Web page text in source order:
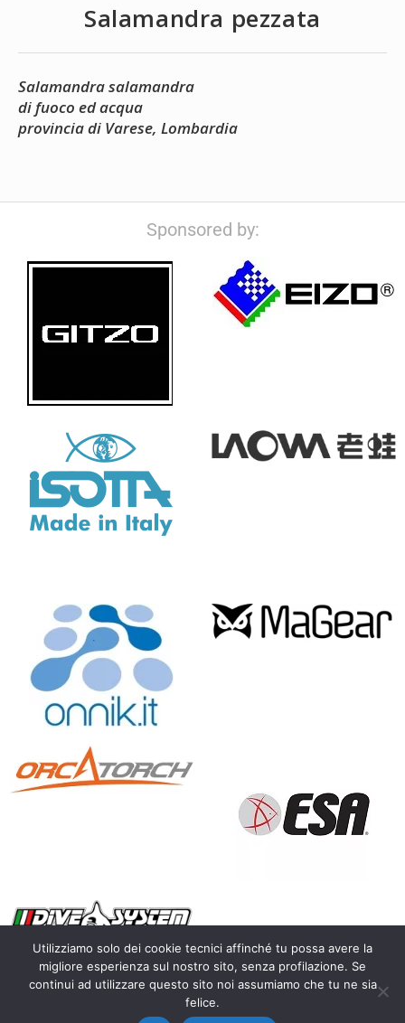
Salamandra pezzata
Salamandra salamandra
di fuoco ed acqua
provincia di Varese, Lombardia
Sponsored by:
Copyright 2010 – 2026 Calosoma.it – fotografia naturalistica
wildlife photography – P.IVA IT03450300128 |
Utilizziamo solo dei cookie tecnici affinché tu possa avere la
migliore esperienza sul nostro sito, senza profilazione. Se
continui ad utilizzare questo sito noi assumiamo che tu ne sia
felice.